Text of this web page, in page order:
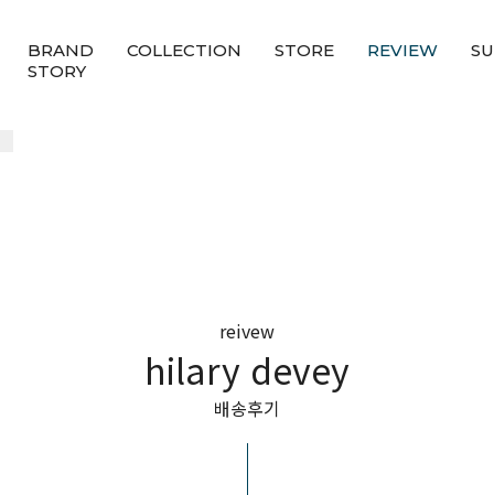
BRAND
STORY
COLLECTION STORE REVIEW
reivew
hilary devey
배송후기